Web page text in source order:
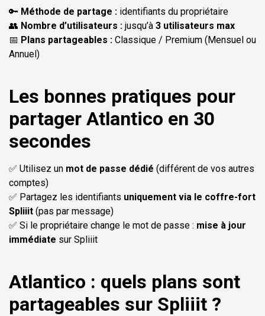
🔑 Méthode de partage : identifiants du propriétaire
👥 Nombre d’utilisateurs : jusqu’à 3 utilisateurs max
📅 Plans partageables : Classique / Premium (Mensuel ou
Annuel)
Les bonnes pratiques pour
partager Atlantico en 30
secondes
✅ Utilisez un mot de passe dédié (différent de vos autres
comptes)
✅ Partagez les identifiants uniquement via le coffre-fort
Spliiit (pas par message)
✅ Si le propriétaire change le mot de passe : mise à jour
immédiate sur Spliiit
Atlantico : quels plans sont
partageables sur Spliiit ?